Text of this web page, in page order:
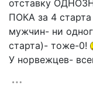
отставку
ПОКА за 4
мужчин- ни
старта)- тоже-0!
У норвежцев-